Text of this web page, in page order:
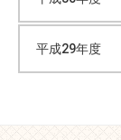
平成29年度